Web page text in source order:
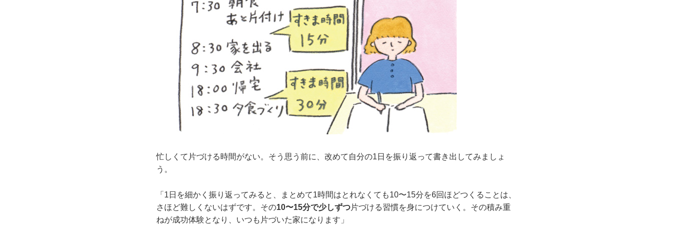
忙しくて片づける時間がない。そう思う前に、改めて自分の1日を振り返って書き出してみましょ
う。
「1日を細かく振り返ってみると、まとめて1時間はとれなくても10〜15分を6回ほどつくることは、
さほど難しくないはずです。その10〜15分で少しずつ片づける習慣を身につけていく。その積み重
ねが成功体験となり、いつも片づいた家になります」